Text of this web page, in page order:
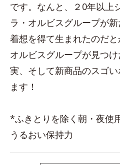
です。なんと、２0年以上
ラ・オルビスグループが
着想を得て生まれたのだ
オルビスグループが見つ
実、そして新商品のスゴ
ます！
*ふきとりを除く朝・夜使
うるおい保持力